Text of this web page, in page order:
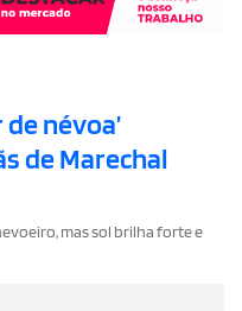
névoa’
de Marechal
mas sol brilha forte e